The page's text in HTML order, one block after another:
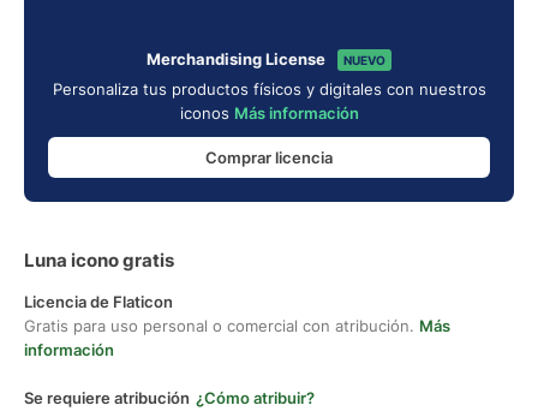
Merchandising License NUEVO
Personaliza tus productos físicos y digitales con nuestros
iconos Más información
Comprar licencia
Luna icono gratis
Licencia de Flaticon
Gratis para uso personal o comercial con atribución. Más
información
Se requiere atribución ¿Cómo atribuir?